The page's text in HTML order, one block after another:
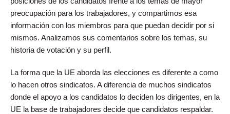
preocupación para los trabajadores, y compartimos esa
información con los miembros para que puedan decidir por si
mismos. Analizamos sus comentarios sobre los temas, su
historia de votación y su perfil.
La forma que la UE aborda las elecciones es diferente a como
lo hacen otros sindicatos. A diferencia de muchos sindicatos
donde el apoyo a los candidatos lo deciden los dirigentes, en la
UE la base de trabajadores decide que candidatos respaldar.